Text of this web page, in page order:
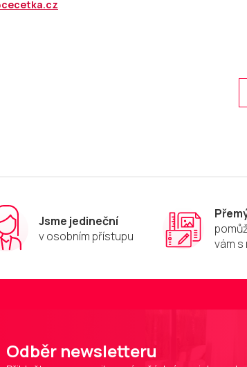
Jsme jedineční
v osobním přístupu
vám s
Odběr newsletteru